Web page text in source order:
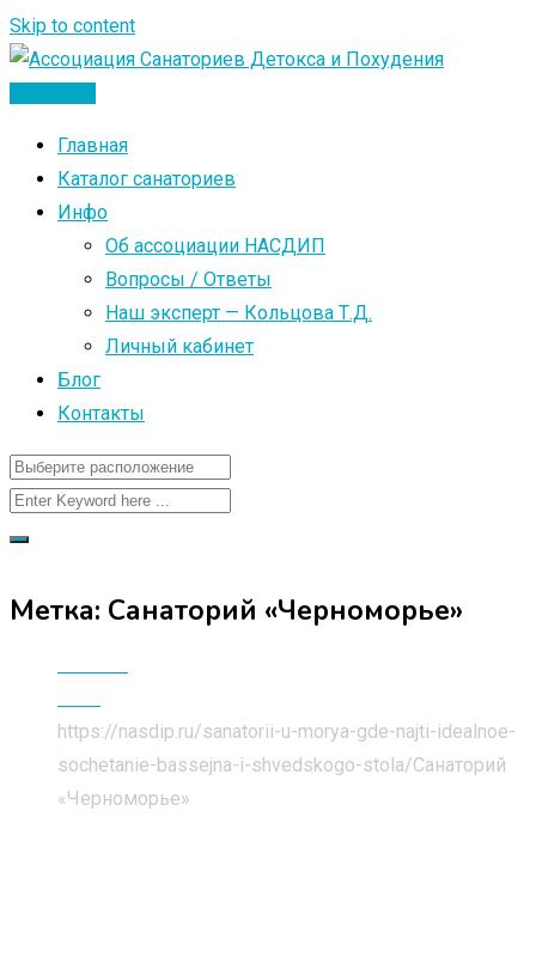
Skip to content
Главная
Каталог санаториев
Инфо
Об ассоциации НАСДИП
Вопросы / Ответы
Наш эксперт — Кольцова Т.Д.
Личный кабинет
Блог
Контакты
Метка: Санаторий «Черноморье»
https://nasdip.ru/sanatorii-u-morya-gde-najti-idealnoe-
sochetanie-bassejna-i-shvedskogo-stola/Санаторий
«Черноморье»